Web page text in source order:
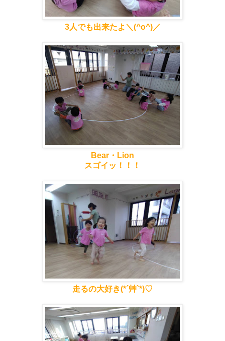
3人でも出来たよ＼(^o^)／
Bear・Lion
スゴイッ！！！
走るの大好き(*´艸`*)♡